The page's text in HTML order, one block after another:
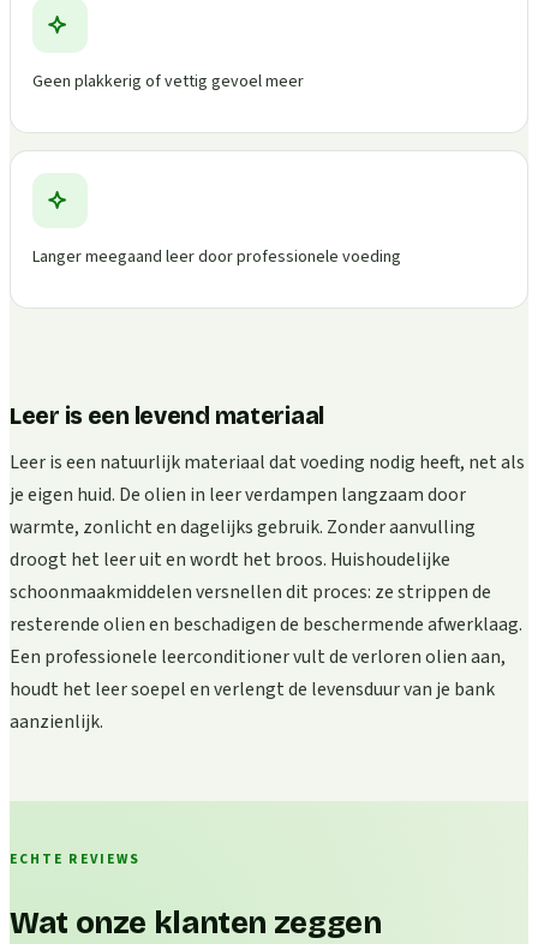
Geen plakkerig of vettig gevoel meer
Langer meegaand leer door professionele voeding
Leer is een levend materiaal
Leer is een natuurlijk materiaal dat voeding nodig heeft, net als
je eigen huid. De olien in leer verdampen langzaam door
warmte, zonlicht en dagelijks gebruik. Zonder aanvulling
droogt het leer uit en wordt het broos. Huishoudelijke
schoonmaakmiddelen versnellen dit proces: ze strippen de
resterende olien en beschadigen de beschermende afwerklaag.
Een professionele leerconditioner vult de verloren olien aan,
houdt het leer soepel en verlengt de levensduur van je bank
aanzienlijk.
ECHTE REVIEWS
Wat onze klanten zeggen